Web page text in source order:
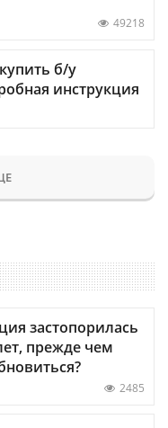
49218
б/у
инструкция
застопорилась
прежде чем
2485